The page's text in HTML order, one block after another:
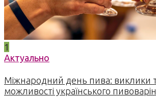
1
Актуально
Міжнародний день пива: виклики
можливості українського